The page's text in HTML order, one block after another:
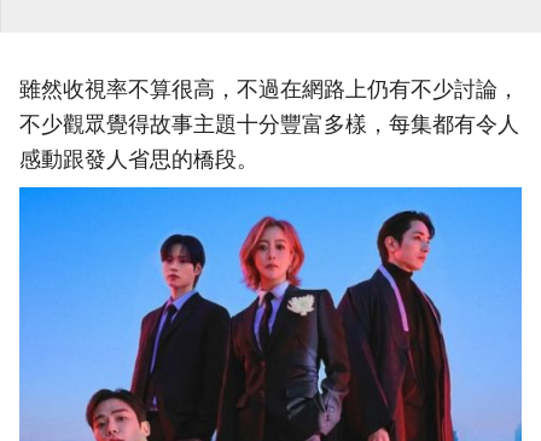
雖然收視率不算很高，不過在網路上仍有不少討論，
不少觀眾覺得故事主題十分豐富多樣，每集都有令人
感動跟發人省思的橋段。